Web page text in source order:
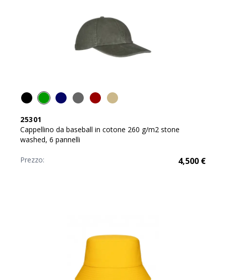
25301
Cappellino da baseball in cotone 260 g/m2 stone
washed, 6 pannelli
Prezzo: 4,500 €